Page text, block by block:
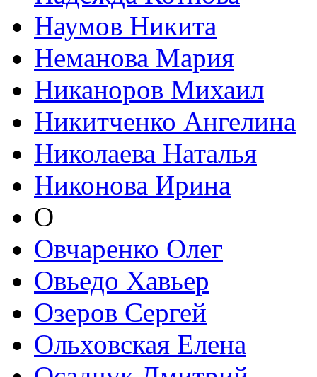
Наумов Никита
Неманова Мария
Никаноров Михаил
Никитченко Ангелина
Николаева Наталья
Никонова Ирина
О
Овчаренко Олег
Овьедо Хавьер
Озеров Сергей
Ольховская Елена